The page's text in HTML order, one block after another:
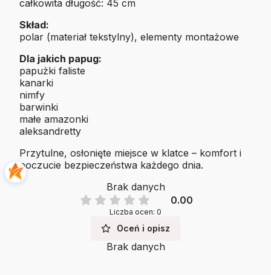
całkowita długość: 45 cm
Skład:
polar (materiał tekstylny), elementy montażowe
Dla jakich papug:
papużki faliste
kanarki
nimfy
barwinki
małe amazonki
aleksandretty
Przytulne, osłonięte miejsce w klatce – komfort i
poczucie bezpieczeństwa każdego dnia.
Brak danych
0.00
Liczba ocen: 0
Oceń i opisz
Brak danych